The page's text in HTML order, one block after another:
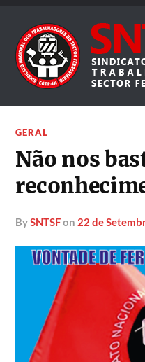
GERAL
Não nos
bySNTSFon 22 de